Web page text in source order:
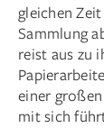
gleichen
Sammlung
reist aus zu
einer
mit sich